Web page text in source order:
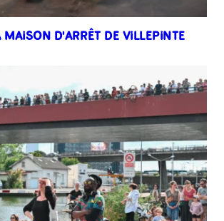
MAISON D'ARRÊT DE VILLEPINTE